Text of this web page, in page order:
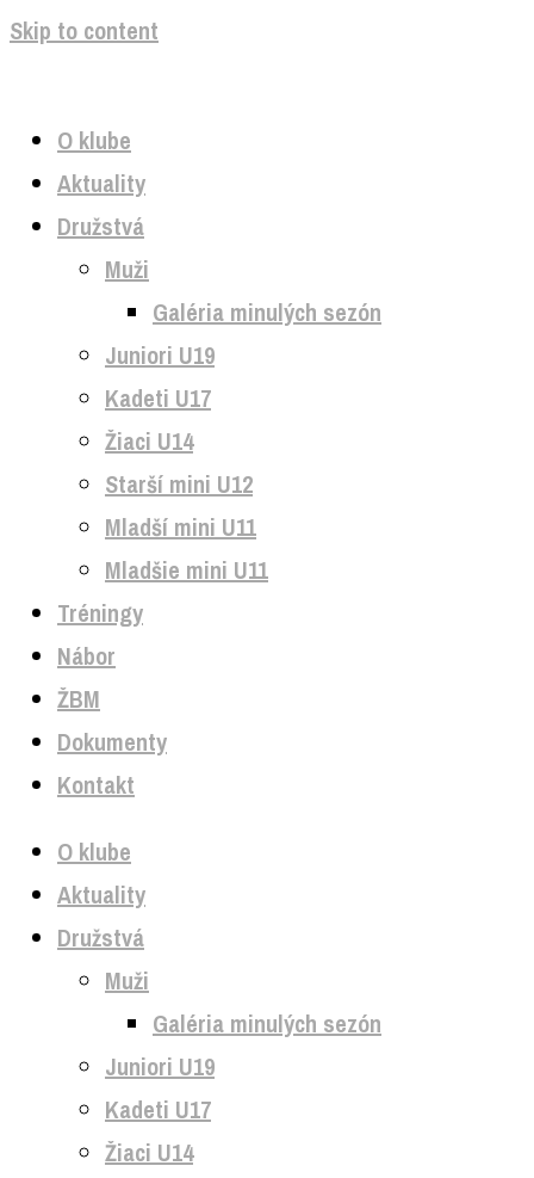
Skip to content
O klube
Aktuality
Družstvá
Muži
Galéria minulých sezón
Juniori U19
Kadeti U17
Žiaci U14
Starší mini U12
Mladší mini U11
Mladšie mini U11
Tréningy
Nábor
ŽBM
Dokumenty
Kontakt
O klube
Aktuality
Družstvá
Muži
Galéria minulých sezón
Juniori U19
Kadeti U17
Žiaci U14